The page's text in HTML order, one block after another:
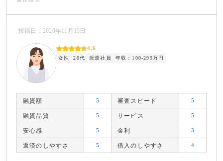
投稿日：2020年11月13日
4.6
女性 20代 派遣社員 年収：100-299万円
融資額 5 審査スピード 5
融資品質 5 サービス 5
安心感 5 金利 3
返済のしやすさ 5 借入のしやすさ 4